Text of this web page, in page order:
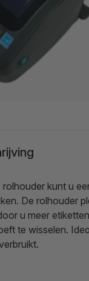
kunt u
De rolhouder
u meer
te wisselen.